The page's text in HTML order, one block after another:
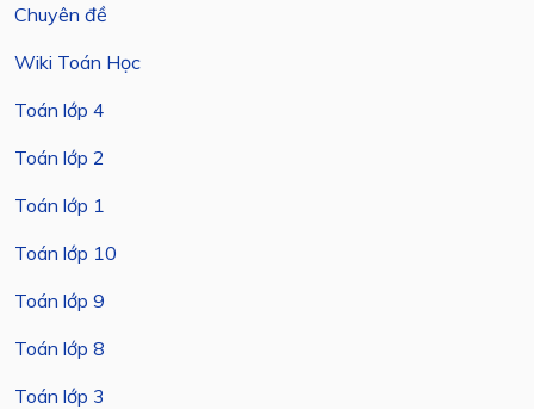
Chuyên đề
Wiki Toán Học
Toán lớp 4
Toán lớp 2
Toán lớp 1
Toán lớp 10
Toán lớp 9
Toán lớp 8
Toán lớp 3